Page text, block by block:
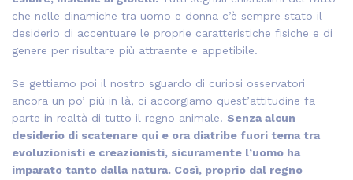
che nelle dinamiche tra uomo e donna c’è sempre stato il
desiderio di accentuare le proprie caratteristiche fisiche e di
genere per risultare più attraente e appetibile.
Se gettiamo poi il nostro sguardo di curiosi osservatori
ancora un po’ più in là, ci accorgiamo quest’attitudine fa
parte in realtà di tutto il regno animale. Senza alcun
desiderio di scatenare qui e ora diatribe fuori tema tra
evoluzionisti e creazionisti, sicuramente l’uomo ha
imparato tanto dalla natura. Così, proprio dal regno